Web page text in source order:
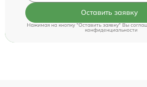
Оставить заявку
Нажимая на кнопку "Оставить заявку" Вы
конфиденциальности